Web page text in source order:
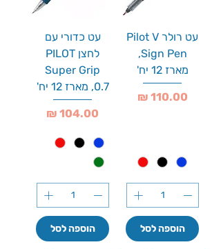
עט רולר Pilot V
Sign Pen,
מארז 12 יח'
מחיר
הוספה לסל
עט כדורי עם
לחצן PILOT
Super Grip
0.7, מארז 12 יח'
מחיר
הוספה לסל